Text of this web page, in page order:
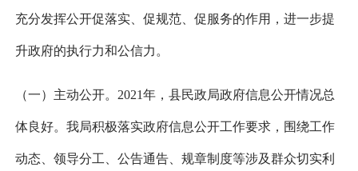
充分发挥公开促落实、促规范、促服务的作用，进一步提
升政府的执行力和公信力。
（一）主动公开。2021年，县民政局政府信息公开情况总
体良好。我局积极落实政府信息公开工作要求，围绕工作
动态、领导分工、公告通告、规章制度等涉及群众切实利